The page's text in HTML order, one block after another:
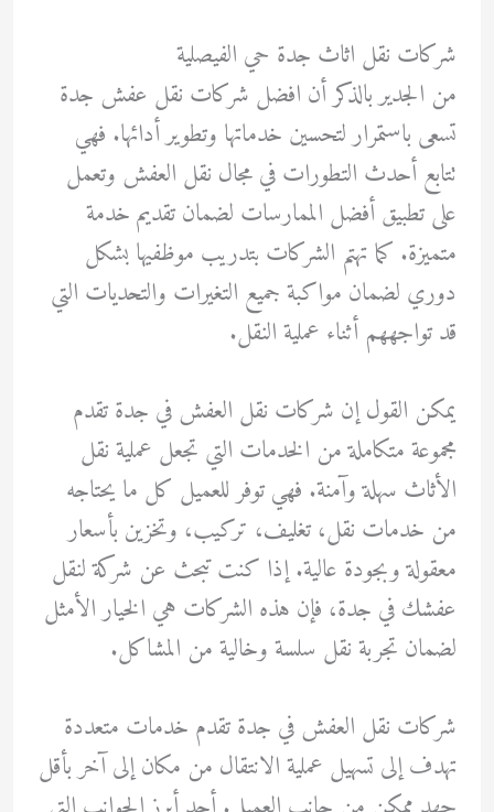
شركات نقل اثاث جدة حي الفيصلية
من الجدير بالذكر أن افضل شركات نقل عفش جدة
تسعى باستمرار لتحسين خدماتها وتطوير أدائها. فهي
تتابع أحدث التطورات في مجال نقل العفش وتعمل
على تطبيق أفضل الممارسات لضمان تقديم خدمة
متميزة. كما تهتم الشركات بتدريب موظفيها بشكل
دوري لضمان مواكبة جميع التغيرات والتحديات التي
قد تواجههم أثناء عملية النقل.
يمكن القول إن شركات نقل العفش في جدة تقدم
مجموعة متكاملة من الخدمات التي تجعل عملية نقل
الأثاث سهلة وآمنة. فهي توفر للعميل كل ما يحتاجه
من خدمات نقل، تغليف، تركيب، وتخزين بأسعار
معقولة وبجودة عالية. إذا كنت تبحث عن شركة لنقل
عفشك في جدة، فإن هذه الشركات هي الخيار الأمثل
لضمان تجربة نقل سلسة وخالية من المشاكل.
شركات نقل العفش في جدة تقدم خدمات متعددة
تهدف إلى تسهيل عملية الانتقال من مكان إلى آخر بأقل